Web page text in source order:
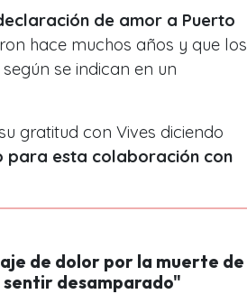
de amor a Puerto
hace muchos años y que los
se indican en un
gratitud con Vives diciendo
para esta colaboración con
de dolor por la muerte de
sentir desamparado"